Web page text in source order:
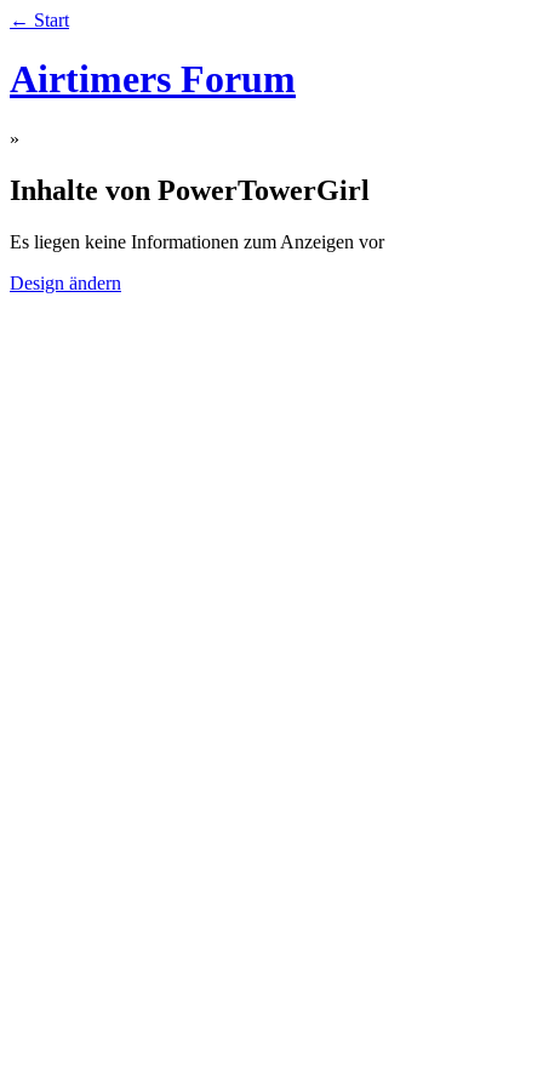
← Start
Airtimers Forum
»
Inhalte von PowerTowerGirl
Es liegen keine Informationen zum Anzeigen vor
Design ändern